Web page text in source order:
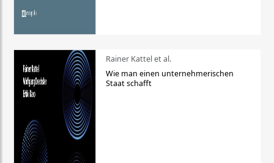
Rainer Kattel et al.
Wie man einen unternehmerischen
Staat schafft